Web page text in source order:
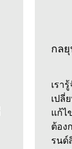
กล
เรา
เปลี่
แก้ไ
ต้อง
รนด์